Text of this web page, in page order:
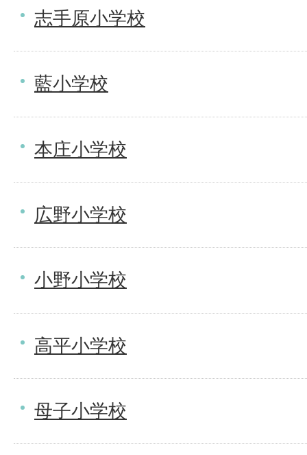
志手原小学校
藍小学校
本庄小学校
広野小学校
小野小学校
高平小学校
母子小学校